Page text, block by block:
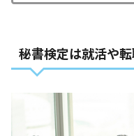
秘書検定は就活や